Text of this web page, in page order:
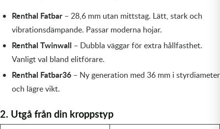
Motordelar & Filter
Plast
Styren & Reglage
Trialdäck
Tubliss
Sprayer
Tvätt & Rengöring
Växellådsolja
Fjädring
Hytter & Flaklock
Karossdelar & Tillbehör
Motordelar
Renthal Fatbar – 28,6 mm utan mittstag. Lätt, stark och
vibrationsdämpande. Passar moderna hojar.
Renthal Twinwall – Dubbla väggar för extra hållfasthet.
Vanligt val bland elitförare.
Renthal Fatbar36 – Ny generation med 36 mm i styrdiameter
och lägre vikt.
2. Utgå från din kroppstyp